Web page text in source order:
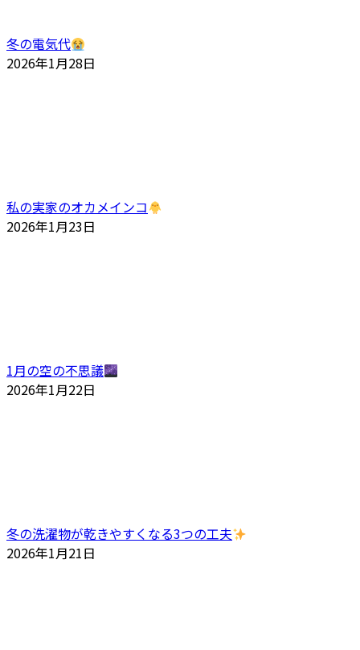
冬の電気代
2026年1月28日
私の実家のオカメインコ
2026年1月23日
1月の空の不思議
2026年1月22日
冬の洗濯物が乾きやすくなる3つの工夫
2026年1月21日